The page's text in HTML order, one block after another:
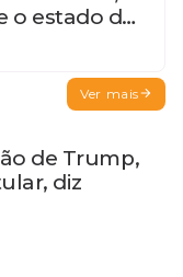
o estado de
Ver mais
de Trump,
diz